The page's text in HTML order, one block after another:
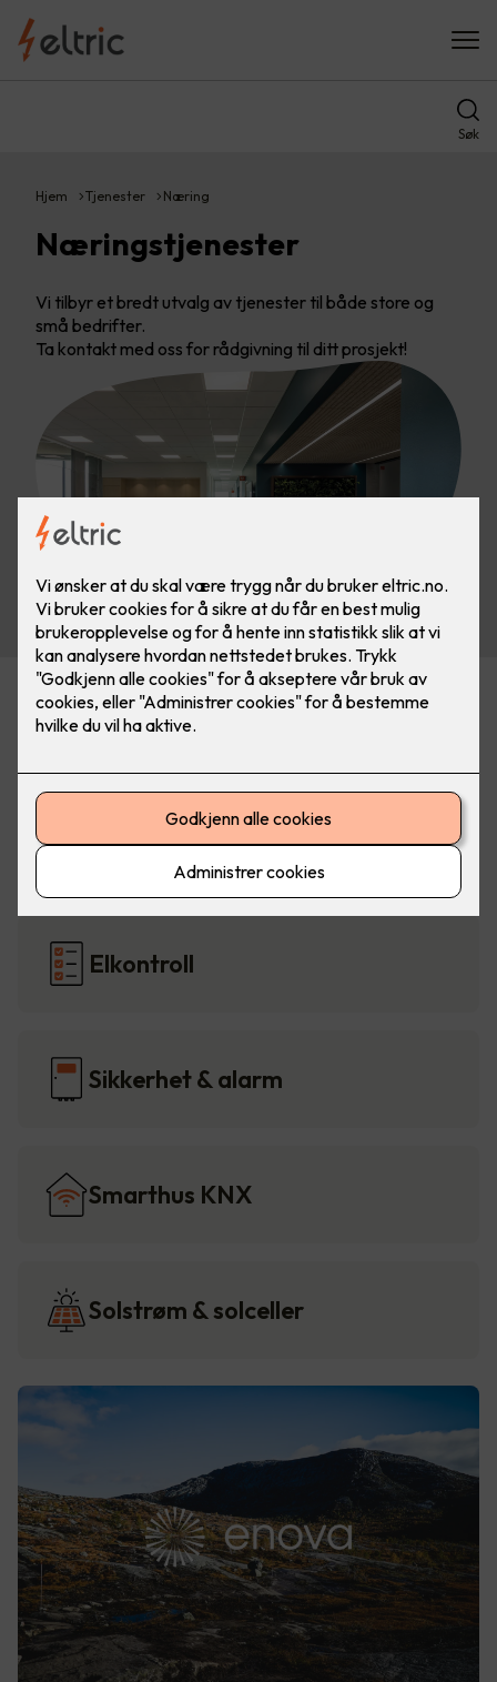
Søk
Hjem Tjenester Næring
Næringstjenester
Vi tilbyr et bredt utvalg av tjenester til både store og
små bedrifter.
Ta kontakt med oss for rådgivning til ditt prosjekt!
Belysning
Elbillading
Elkontroll
Sikkerhet & alarm
Smarthus KNX
Solstrøm & solceller